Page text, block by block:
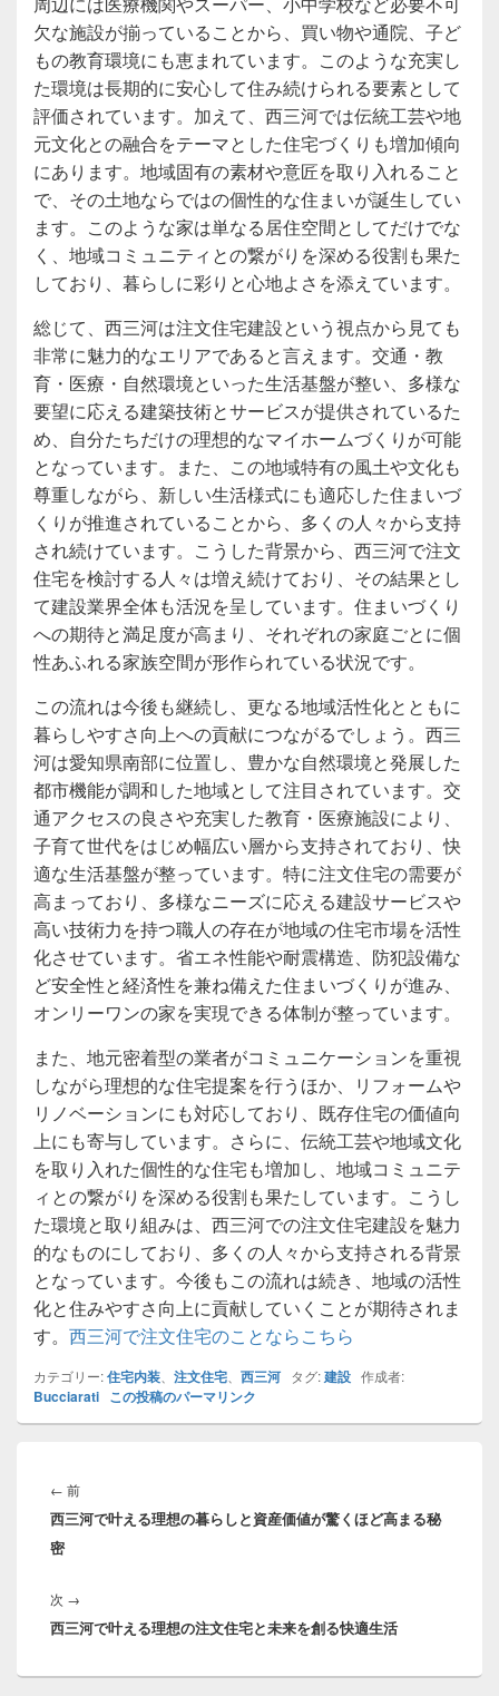
欠な施設が揃っていることから、買い物や通院、子ど
もの教育環境にも恵まれています。このような充実し
た環境は長期的に安心して住み続けられる要素として
評価されています。加えて、西三河では伝統工芸や地
元文化との融合をテーマとした住宅づくりも増加傾向
にあります。地域固有の素材や意匠を取り入れること
で、その土地ならではの個性的な住まいが誕生してい
ます。このような家は単なる居住空間としてだけでな
く、地域コミュニティとの繋がりを深める役割も果た
しており、暮らしに彩りと心地よさを添えています。
総じて、西三河は注文住宅建設という視点から見ても
非常に魅力的なエリアであると言えます。交通・教
育・医療・自然環境といった生活基盤が整い、多様な
要望に応える建築技術とサービスが提供されているた
め、自分たちだけの理想的なマイホームづくりが可能
となっています。また、この地域特有の風土や文化も
尊重しながら、新しい生活様式にも適応した住まいづ
くりが推進されていることから、多くの人々から支持
され続けています。こうした背景から、西三河で注文
住宅を検討する人々は増え続けており、その結果とし
て建設業界全体も活況を呈しています。住まいづくり
への期待と満足度が高まり、それぞれの家庭ごとに個
性あふれる家族空間が形作られている状況です。
この流れは今後も継続し、更なる地域活性化とともに
暮らしやすさ向上への貢献につながるでしょう。西三
河は愛知県南部に位置し、豊かな自然環境と発展した
都市機能が調和した地域として注目されています。交
通アクセスの良さや充実した教育・医療施設により、
子育て世代をはじめ幅広い層から支持されており、快
適な生活基盤が整っています。特に注文住宅の需要が
高まっており、多様なニーズに応える建設サービスや
高い技術力を持つ職人の存在が地域の住宅市場を活性
化させています。省エネ性能や耐震構造、防犯設備な
ど安全性と経済性を兼ね備えた住まいづくりが進み、
オンリーワンの家を実現できる体制が整っています。
また、地元密着型の業者がコミュニケーションを重視
しながら理想的な住宅提案を行うほか、リフォームや
リノベーションにも対応しており、既存住宅の価値向
上にも寄与しています。さらに、伝統工芸や地域文化
を取り入れた個性的な住宅も増加し、地域コミュニテ
ィとの繋がりを深める役割も果たしています。こうし
た環境と取り組みは、西三河での注文住宅建設を魅力
的なものにしており、多くの人々から支持される背景
となっています。今後もこの流れは続き、地域の活性
化と住みやすさ向上に貢献していくことが期待されま
す。 西三河で注文住宅のことならこちら
カテゴリー:住宅内装 注文住宅 西三河タグ:建設 作成者:
Bucciarati この投稿のパーマリンク
稿
ナ
ビ
ゲ
シ
ョ
← 前前
の
西三河で叶える理想の暮らしと資産価値が驚くほど高まる秘
密
次 →
の
稿:
西三河で叶える理想の注文住宅と未来を創る快適生活